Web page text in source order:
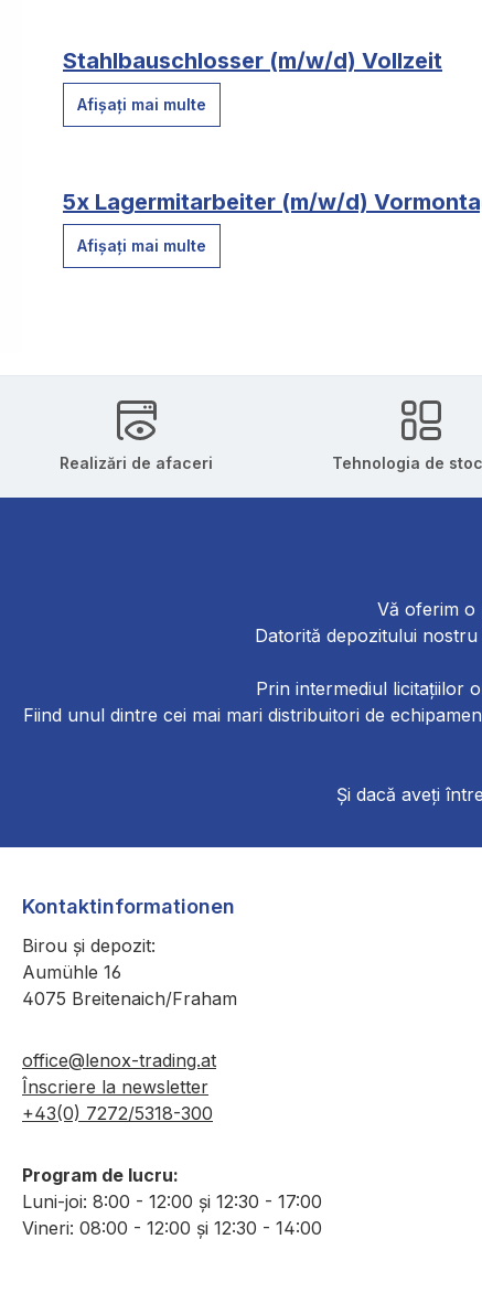
Stahlbauschlosser (m/w/d) Vollzeit
Afișați mai multe
5x Lagermitarbeiter (m/w/d)
Afișați mai multe
Realizări de afaceri Tehnologia de
Vă oferim o
Datorită depozitului
Prin intermediul licitațiilor
Fiind unul dintre cei mai mari distribuitori de
Și dacă aveți
Kontaktinformationen
Birou și depozit:
Aumühle 16
4075 Breitenaich/Fraham
office@lenox-trading.at
Înscriere la newsletter
+43(0) 7272/5318-300
Program de lucru:
Luni-joi: 8:00 - 12:00 și 12:30 - 17:00
Vineri: 08:00 - 12:00 și 12:30 - 14:00